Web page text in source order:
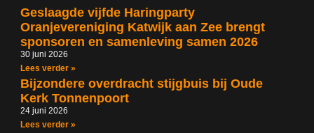
Geslaagde vijfde Haringparty
Oranjevereniging Katwijk aan Zee brengt
sponsoren en samenleving samen 2026
30 juni 2026
Lees verder »
Bijzondere overdracht stijgbuis bij Oude
Kerk Tonnenpoort
24 juni 2026
Lees verder »